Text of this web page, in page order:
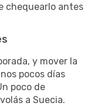
chequearlo antes
y mover la
pocos días
poco de
a Suecia.